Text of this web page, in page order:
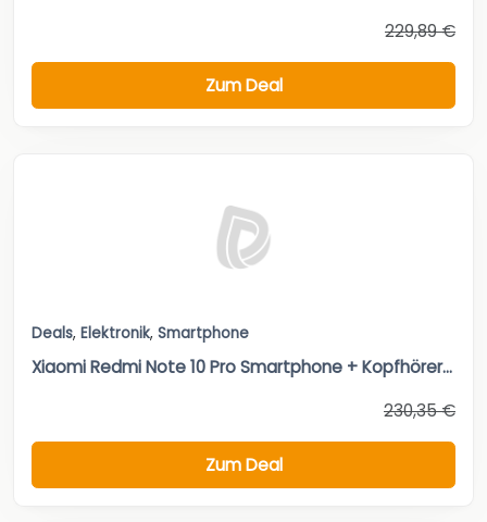
229,89 €
Zum Deal
Deals, Elektronik, Smartphone
Xiaomi Redmi Note 10 Pro Smartphone + Kopfhörer...
230,35 €
Zum Deal